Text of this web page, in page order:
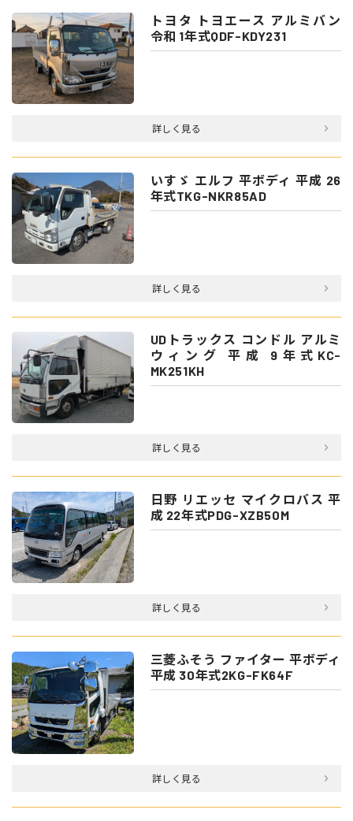
トヨタ トヨエース アルミバン
令和 1年式QDF-KDY231
詳しく見る
いすゞ エルフ 平ボディ 平成 26
年式TKG-NKR85AD
詳しく見る
UDトラックス コンドル アルミ
ウィング 平成 9年式KC-
MK251KH
詳しく見る
日野 リエッセ マイクロバス 平
成 22年式PDG-XZB50M
詳しく見る
三菱ふそう ファイター 平ボディ
平成 30年式2KG-FK64F
詳しく見る